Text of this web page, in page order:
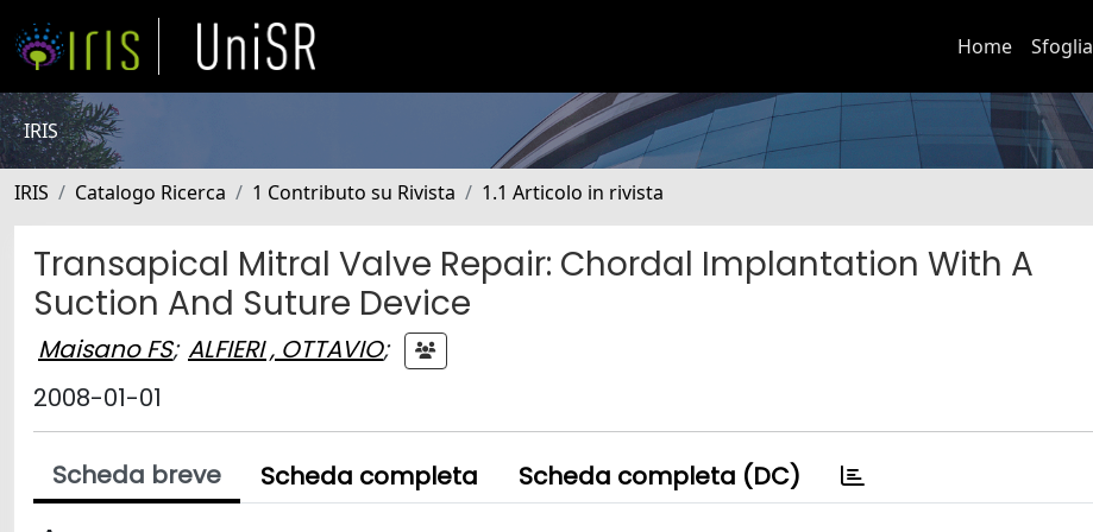
Home Sfoglia
IRIS
IRIS Catalogo Ricerca 1 Contributo su Rivista 1.1 Articolo in rivista
Transapical Mitral Valve Repair: Chordal Implantation With A
Suction And Suture Device
Maisano FS; ALFIERI , OTTAVIO;
2008-01-01
Scheda breve Scheda completa Scheda completa (DC)